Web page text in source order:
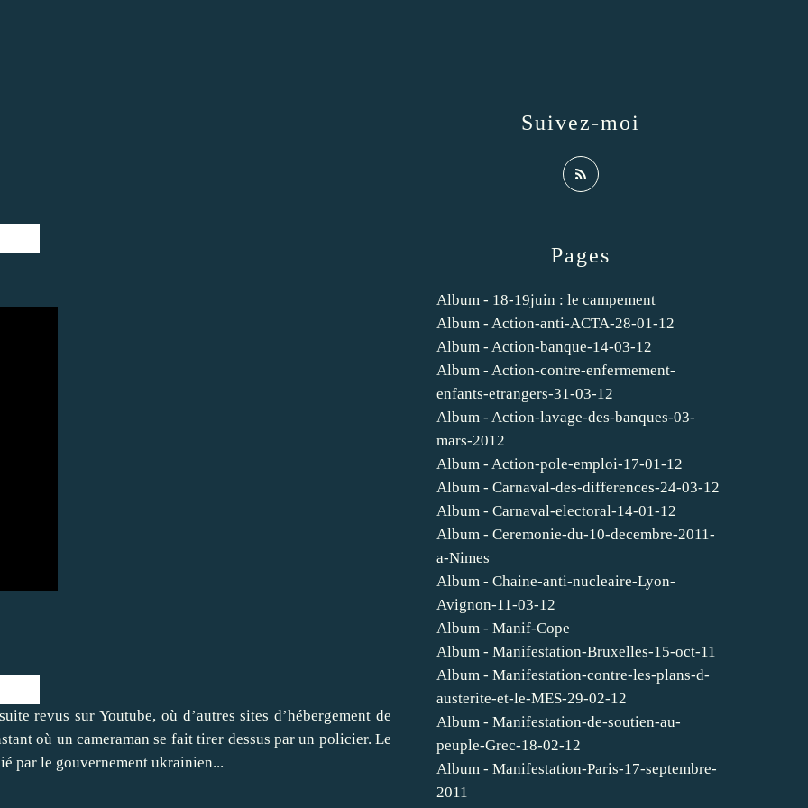
revus sur Youtube, où d’autres sites d’hébergement de
où un cameraman se fait tirer dessus par un policier. Le
par le gouvernement ukrainien...
Pages
Album - 18-19juin : le campement
Album - Action-anti-ACTA-28-01-12
Album - Action-banque-14-03-12
Album - Action-contre-enfermement-
enfants-etrangers-31-03-12
Album - Action-lavage-des-banques-03-
mars-2012
Album - Action-pole-emploi-17-01-12
Album - Carnaval-des-differences-24-03-12
Album - Carnaval-electoral-14-01-12
Album - Ceremonie-du-10-decembre-2011-
a-Nimes
Album - Chaine-anti-nucleaire-Lyon-
Avignon-11-03-12
Album - Manif-Cope
Album - Manifestation-Bruxelles-15-oct-11
Album - Manifestation-contre-les-plans-d-
austerite-et-le-MES-29-02-12
Album - Manifestation-de-soutien-au-
peuple-Grec-18-02-12
Album - Manifestation-Paris-17-septembre-
2011
Suivez-moi